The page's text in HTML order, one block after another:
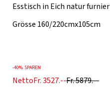
Esstisch in Eich natur
Grösse 160/220cmx105cm
-40% SPAREN
NettoFr. 3527.--Fr. 5879.--